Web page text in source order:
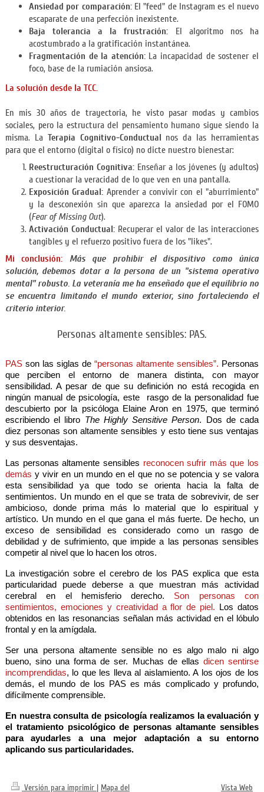
Ansiedad por comparación:El "feed" de Instagram es el nuevo
escaparate de una perfección inexistente.
Baja tolerancia a la frustración: El algoritmo nos ha
acostumbrado a la gratificación instantánea.
Fragmentación de la atención:La incapacidad de sostener el
foco, base de la rumiación ansiosa.
La solución desde la TCC.
En mis 30 años de trayectoria, he visto pasar modas y cambios
sociales, pero la estructura del pensamiento humano sigue siendo la
misma. La Terapia Cognitivo-Conductual nos da las herramientas
para que el entorno (digital o físico) no dicte nuestro bienestar:
Reestructuración Cognitiva:Enseñar a los jóvenes (y adultos)
a cuestionar la veracidad de lo que ven en una pantalla.
Exposición Gradual: Aprender a convivir con el "aburrimiento"
y la desconexión sin que aparezca la ansiedad por el FOMO
(Fear of Missing Out).
Activación Conductual:Recuperar el valor de las interacciones
tangibles y el refuerzo positivo fuera de los "likes".
Mi conclusión:
Más que prohibir el dispositivo como única
solución, debemos dotar a la persona de un "sistema operativo
mental" robusto. La veteranía me ha enseñado que el equilibrio no
se encuentra limitando el mundo exterior, sino fortaleciendo el
criterio interior.
Personas altamente sensibles: PAS.
PAS son las siglas de “personas altamente sensibles”. Personas
que perciben el entorno de manera distinta, con mayor
sensibilidad. A pesar de que su definición no está recogida en
ningún manual de psicología, este rasgo de la personalidad fue
descubierto por la psicóloga Elaine Aron en 1975, que terminó
escribiendo el libro The Highly Sensitive Person. Dos de cada
diez personas son altamente sensibles y esto tiene sus ventajas
y sus desventajas.
Las personas altamente sensibles reconocen sufrir más que los
demásy vivir en un mundo en el que no se potencia y se valora
esta sensibilidad ya que todo se orienta hacia la falta de
sentimientos. Un mundo en el que se trata de sobrevivir, de ser
ambicioso, donde prima más lo material que lo espiritual y
artístico. Un mundo en el que gana el más fuerte. De hecho, un
exceso de sensibilidad es considerado como un rasgo de
debilidad y de sufrimiento, que impide a las personas sensibles
competir al nivel que lo hacen los otros.
La investigación sobre el cerebro de los PAS explica que esta
particularidad puede deberse a que muestran más actividad
cerebral en el hemisferio derecho. Son personas con
sentimientos, emociones y creatividad a flor de piel. Los datos
obtenidos en las resonancias señalan más actividad en el lóbulo
frontal y en la amígdala.
Ser una persona altamente sensible no es algo malo ni algo
bueno, sino una forma de ser. Muchas de ellas dicen sentirse
incomprendidas, lo que les lleva al aislamiento. A los ojos de los
demás, el mundo de los PAS es más complicado y profundo,
difícilmente comprensible.
En nuestra consulta de psicología realizamos la evaluación y
el tratamiento psicológico de personas altamante sensibles
para ayudarles a una mejor adaptación a su entorno
aplicando sus particularidades.
Versión para imprimir | Mapa del Vista Web